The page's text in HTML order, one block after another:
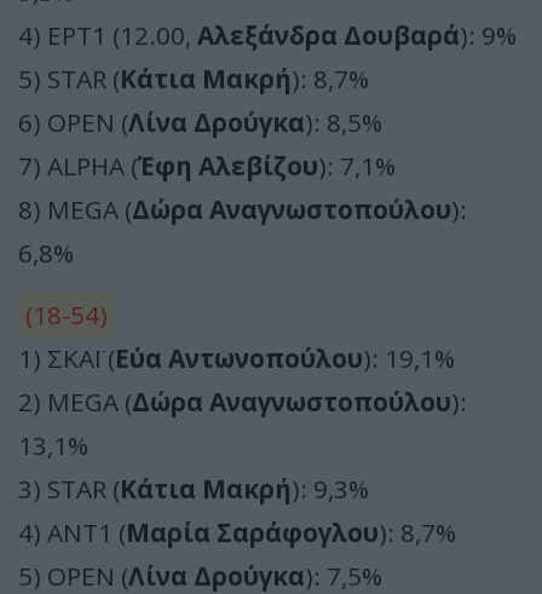
4) ΕΡΤ1 (12.00, Αλεξάνδρα Δουβαρά): 9%
5) STAR (Κάτια Μακρή): 8,7%
6) OPEN (Λίνα Δρούγκα): 8,5%
7) ALPHA (Έφη Αλεβίζου): 7,1%
8) MEGA (Δώρα Αναγνωστοπούλου):
6,8%
(18-54)
1) ΣΚΑΪ (Εύα Αντωνοπούλου): 19,1%
2) MEGA (Δώρα Αναγνωστοπούλου):
13,1%
3) STAR (Κάτια Μακρή): 9,3%
4) ΑΝΤ1 (Μαρία Σαράφογλου): 8,7%
5) OPEN (Λίνα Δρούγκα): 7,5%